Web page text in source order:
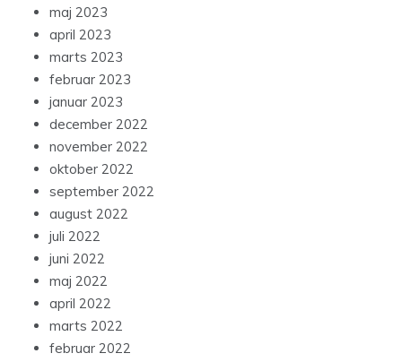
maj 2023
april 2023
marts 2023
februar 2023
januar 2023
december 2022
november 2022
oktober 2022
september 2022
august 2022
juli 2022
juni 2022
maj 2022
april 2022
marts 2022
februar 2022